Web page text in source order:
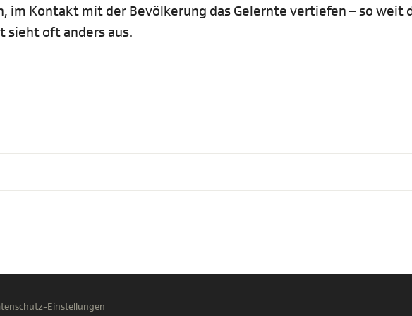
im Kontakt mit der Bevölkerung das Gelernte vertiefen – so weit
sieht oft anders aus.
Einstellungen